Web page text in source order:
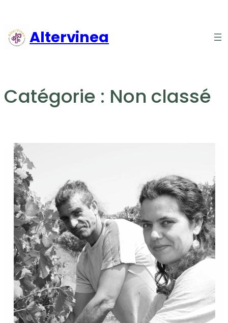
contenuAltervinea
Catégorie : Non classé